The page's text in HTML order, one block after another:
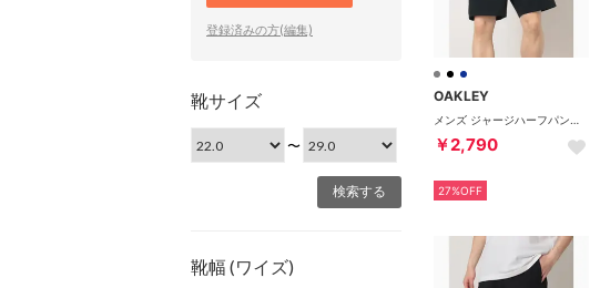
登録済みの方(編集)
靴サイズ
〜
靴幅 (ワイズ)
OAKLEY
￥2,790
27%OFF